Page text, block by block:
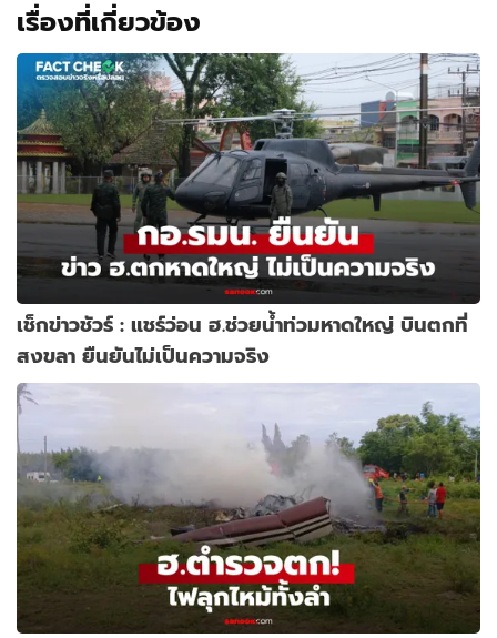
เรื่องที่เกี่ยวข้อง
เช็กข่าวชัวร์ : แชร์ว่อน ฮ.ช่วยน้ำท่วมหาดใหญ่ บินตกที่
สงขลา ยืนยันไม่เป็นความจริง